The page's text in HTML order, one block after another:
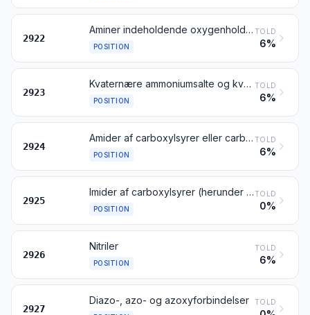
2922
Aminer indeholdende oxygenholdige grupper
POSITION
TOLD
6%
2923
Kvaternære ammoniumsalte og kvaternære ammoniumhydroxider; lecithiner og andre phosphoaminolipider, også når de ikke er kemisk definerede
POSITION
TOLD
6%
2924
Amider af carboxylsyrer eller carbonsyre (kulsyre)
POSITION
TOLD
6%
2925
Imider af carboxylsyrer (herunder sakkarin og salte deraf) samt iminer
POSITION
TOLD
0%
2926
Nitriler
POSITION
TOLD
6%
2927
Diazo-, azo- og azoxyforbindelser TOLD